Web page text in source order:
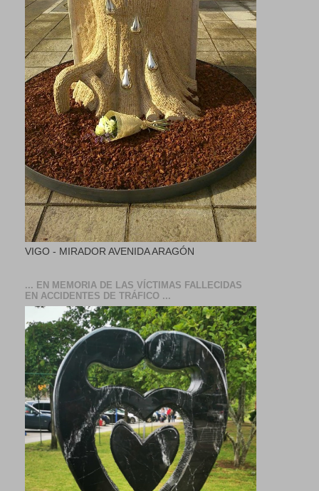
VIGO - MIRADOR AVENIDA ARAGÓN
... EN MEMORIA DE LAS VÍCTIMAS FALLECIDAS
EN ACCIDENTES DE TRÁFICO ...